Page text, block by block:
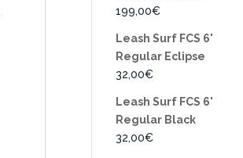
199,00€
Leash Surf FCS 6'
Regular Eclipse
32,00€
Leash Surf FCS 6'
Regular Black
32,00€